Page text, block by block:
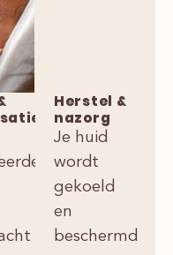
Herstel &
nazorg
Je huid
wordt
gekoeld
en
beschermd